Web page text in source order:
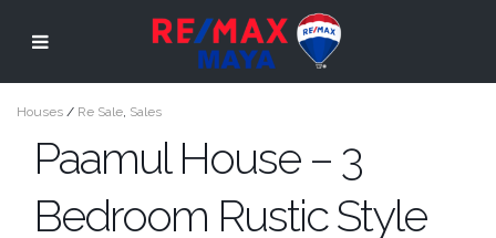
Houses / Re Sale, Sales
Paamul House – 3
Bedroom Rustic Style